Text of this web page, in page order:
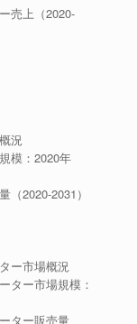
売上（2020-
況
模：2020年
2020-2031）
ー市場概況
ター市場規模：
ター販売量